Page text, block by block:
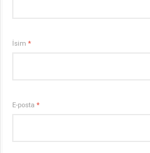
İsim*
E-posta*